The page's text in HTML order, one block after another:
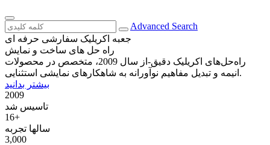
Advanced Search
جعبه اکریلیک سفارشی حرفه ای
راه حل های ساخت و نمایش
راه‌حل‌های اکریلیک دقیق-از سال 2009، متخصص در محصولات
انیمه و تبدیل مفاهیم نوآورانه به شاهکارهای نمایشی استثنایی.
بیشتر بدانید
2009
تاسیس شد
16+
سالها تجربه
3,000